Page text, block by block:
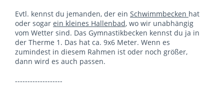
Evtl. kennst du jemanden, der ein Schwimmbecken hat
oder sogar ein kleines Hallenbad, wo wir unabhängig
vom Wetter sind. Das Gymnastikbecken kennst du ja in
der Therme 1. Das hat ca. 9x6 Meter. Wenn es
zumindest in diesem Rahmen ist oder noch größer,
dann wird es auch passen.
-------------------